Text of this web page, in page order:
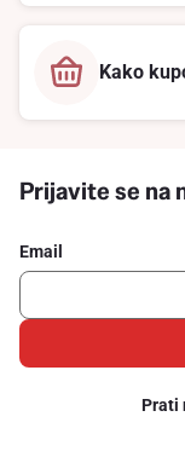
Kako
Prijavite se na
Email
Prati